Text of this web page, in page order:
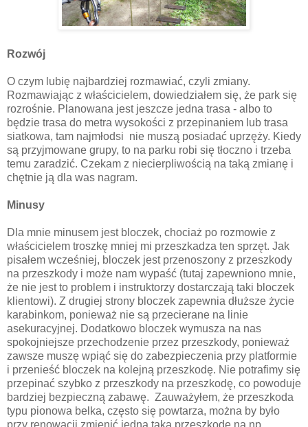
Rozwój
O czym lubię najbardziej rozmawiać, czyli zmiany.
Rozmawiając z właścicielem, dowiedziałem się, że park się
rozrośnie. Planowana jest jeszcze jedna trasa - albo to
będzie trasa do metra wysokości z przepinaniem lub trasa
siatkowa, tam najmłodsi nie muszą posiadać uprzęży. Kiedy
są przyjmowane grupy, to na parku robi się tłoczno i trzeba
temu zaradzić. Czekam z niecierpliwością na taką zmianę i
chętnie ją dla was nagram.
Minusy
Dla mnie minusem jest bloczek, chociaż po rozmowie z
właścicielem troszkę mniej mi przeszkadza ten sprzęt. Jak
pisałem wcześniej, bloczek jest przenoszony z przeszkody
na przeszkody i może nam wypaść (tutaj zapewniono mnie,
że nie jest to problem i instruktorzy dostarczają taki bloczek
klientowi). Z drugiej strony bloczek zapewnia dłuższe życie
karabinkom, ponieważ nie są przecierane na linie
asekuracyjnej. Dodatkowo bloczek wymusza na nas
spokojniejsze przechodzenie przez przeszkody, ponieważ
zawsze muszę wpiąć się do zabezpieczenia przy platformie
i przenieść bloczek na kolejną przeszkodę. Nie potrafimy się
przepinać szybko z przeszkody na przeszkodę, co powoduje
bardziej bezpieczną zabawę. Zauważyłem, że przeszkoda
typu pionowa belka, często się powtarza, można by było
przy renowacji zmienić jedną taką przeszkodę na np.